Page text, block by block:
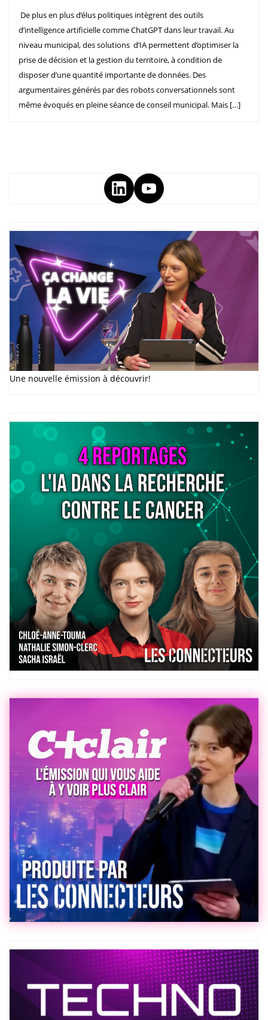
De plus en plus d’élus politiques intègrent des outils
d’intelligence artificielle comme ChatGPT dans leur travail. Au
niveau municipal, des solutions d’IA permettent d’optimiser la
prise de décision et la gestion du territoire, à condition de
disposer d’une quantité importante de données. Des
argumentaires générés par des robots conversationnels sont
même évoqués en pleine séance de conseil municipal. Mais […]
Une nouvelle émission à découvrir!